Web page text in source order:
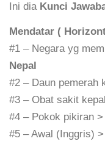
Ini dia Kunci
Mendatar (
#1 – Negara yg
Nepal
#2 – Daun pemerah
#3 – Obat sakit
#4 – Pokok pikiran >
#5 – Awal (Inggris) >